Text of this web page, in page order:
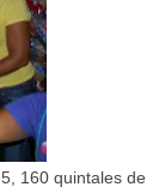
160 quintales de